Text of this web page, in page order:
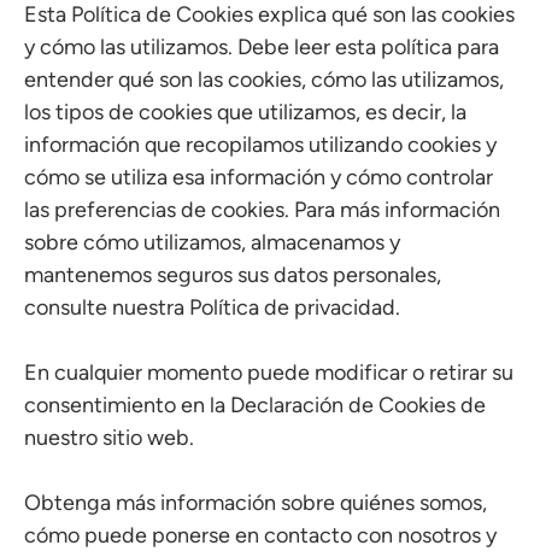
Esta Política de Cookies explica qué son las cookies
y cómo las utilizamos. Debe leer esta política para
entender qué son las cookies, cómo las utilizamos,
los tipos de cookies que utilizamos, es decir, la
información que recopilamos utilizando cookies y
cómo se utiliza esa información y cómo controlar
las preferencias de cookies. Para más información
sobre cómo utilizamos, almacenamos y
mantenemos seguros sus datos personales,
consulte nuestra Política de privacidad.
En cualquier momento puede modificar o retirar su
consentimiento en la Declaración de Cookies de
nuestro sitio web.
Obtenga más información sobre quiénes somos,
cómo puede ponerse en contacto con nosotros y